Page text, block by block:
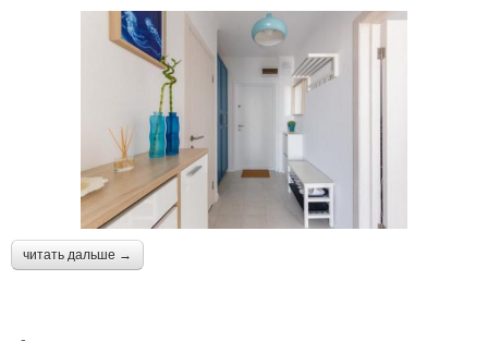
читать дальше →